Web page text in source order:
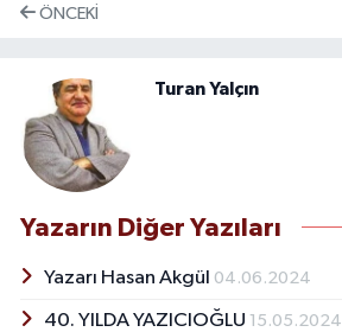
ÖNCEKI
Turan Yalçın
Yazarın Diğer Yazıları
Yazarı Hasan Akgül 04.06.2024
40. YILDA YAZICIOĞLU 15.05.2024